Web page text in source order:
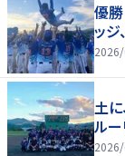
優勝
ッジ
土に
ルー